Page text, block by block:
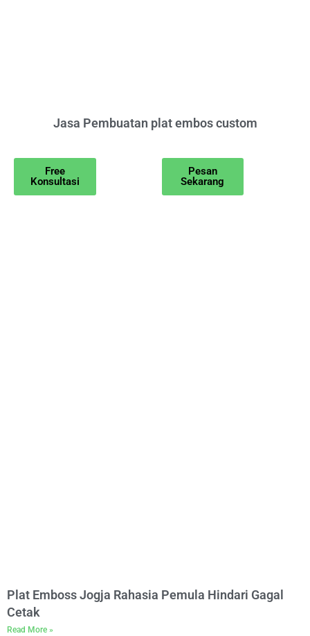
Jasa Pembuatan plat embos custom
Free
Konsultasi
Pesan
Sekarang
Plat Emboss Jogja Rahasia Pemula Hindari Gagal
Cetak
Read More »